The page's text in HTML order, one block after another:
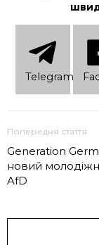
Telеgram
Попередня стаття
Generation
новий
AfD